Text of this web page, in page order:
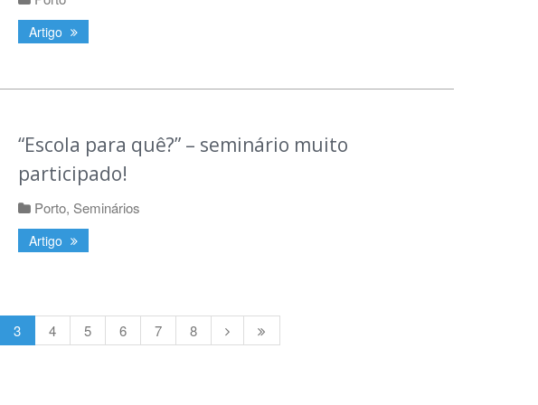
Artigo
“Escola para quê?” – seminário muito
participado!
Porto, Seminários
Artigo
3 4 5 6 7 8